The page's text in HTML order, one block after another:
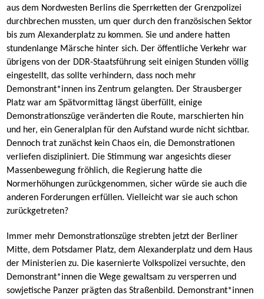
aus dem Nordwesten Berlins die Sperrketten der Grenzpolizei
durchbrechen mussten, um quer durch den französischen Sektor
bis zum Alexanderplatz zu kommen. Sie und andere hatten
stundenlange Märsche hinter sich. Der öffentliche Verkehr war
übrigens von der DDR-Staatsführung seit einigen Stunden völlig
eingestellt, das sollte verhindern, dass noch mehr
Demonstrant*innen ins Zentrum gelangten. Der Strausberger
Platz war am Spätvormittag längst überfüllt, einige
Demonstrationszüge veränderten die Route, marschierten hin
und her, ein Generalplan für den Aufstand wurde nicht sichtbar.
Dennoch trat zunächst kein Chaos ein, die Demonstrationen
verliefen diszipliniert. Die Stimmung war angesichts dieser
Massenbewegung fröhlich, die Regierung hatte die
Normerhöhungen zurückgenommen, sicher würde sie auch die
anderen Forderungen erfüllen. Vielleicht war sie auch schon
zurückgetreten?
Immer mehr Demonstrationszüge strebten jetzt der Berliner
Mitte, dem Potsdamer Platz, dem Alexanderplatz und dem Haus
der Ministerien zu. Die kasernierte Volkspolizei versuchte, den
Demonstrant*innen die Wege gewaltsam zu versperren und
sowjetische Panzer prägten das Straßenbild. Demonstrant*innen